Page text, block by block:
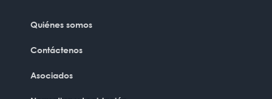
Quiénes somos
Contáctenos
Asociados